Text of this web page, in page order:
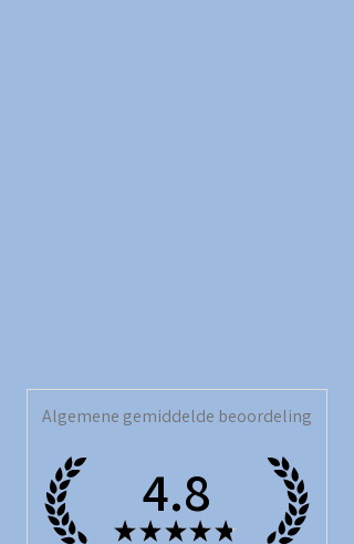
Algemene gemiddelde beoordeling
4.8
★ ★ ★ ★ ★